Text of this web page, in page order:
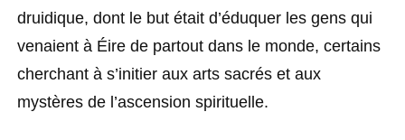
druidique, dont le but était d’éduquer les gens qui
venaient à Éire de partout dans le monde, certains
cherchant à s’initier aux arts sacrés et aux
mystères de l’ascension spirituelle.